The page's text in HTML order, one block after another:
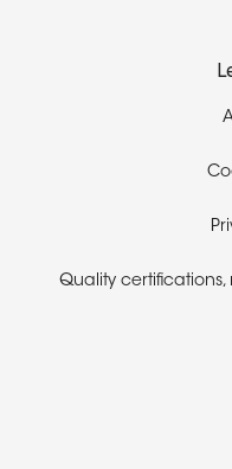
Quality certifications,